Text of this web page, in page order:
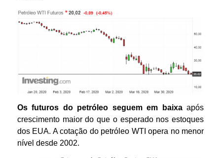
Os futuros do petróleo seguem em baixa após
crescimento maior do que o esperado nos estoques
dos EUA. A cotação do petróleo WTI opera no menor
nível desde 2002.